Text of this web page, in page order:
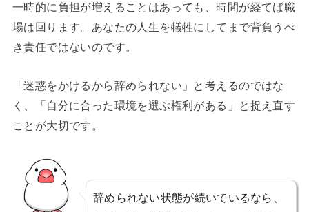
一時的に負担が増えることはあっても、時間が経てば職
場は回ります。あなたの人生を犠牲にしてまで背負うべ
き責任ではないのです。
「迷惑をかけるから辞められない」と考えるのではな
く、「自分に合った環境を選ぶ権利がある」と捉え直す
ことが大切です。
辞められない状態が続いているなら、